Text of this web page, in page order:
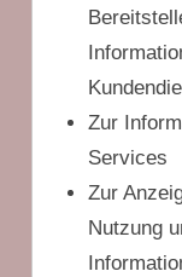
Zur
Services
Zur
Nutzung